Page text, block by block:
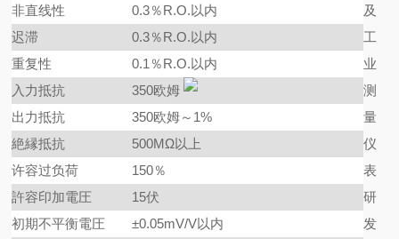
非直线性
0.3％R.O.以内
迟滞
0.3％R.O.以内
重复性
0.1％R.O.以内
入力抵抗
350欧姆
出力抵抗
350欧姆～1%
絶縁抵抗
500MΩ以上
许容过负荷
150％
許容印加電圧
15伏
初期不平衡電圧
±0.05mV/V以内
及
工
业
测
量
仪
表
研
发